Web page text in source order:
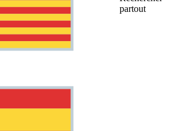
partout